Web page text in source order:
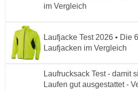
im Vergleich
Laufjacke Test 2026 • Die
Laufjacken im Vergleich
Laufrucksack Test - damit
Laufen gut ausgestattet -